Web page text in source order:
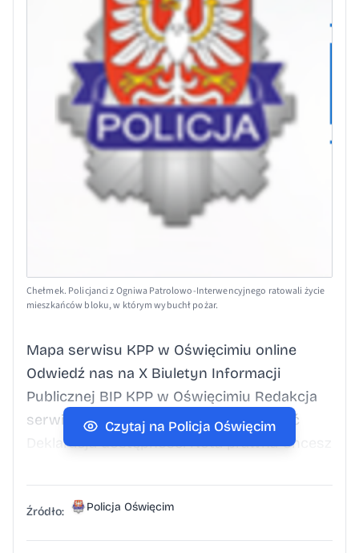
Chełmek. Policjanci z Ogniwa Patrolowo-Interwencyjnego ratowali życie
mieszkańców bloku, w którym wybuchł pożar.
Mapa serwisu KPP w Oświęcimiu online
Odwiedź nas na X Biuletyn Informacji
Publicznej BIP KPP w Oświęcimiu Redakcja
serwisu Kontakt z redakcją Dostępność
Deklaracja dostępności Nota prawna Chcesz
Oświęcimiu. Zapoznaj się z zasadami
Polityka prywatności Inne wersje portalu
wersja tekstowa
Czytaj na Policja Oświęcim
Źródło: Policja Oświęcim